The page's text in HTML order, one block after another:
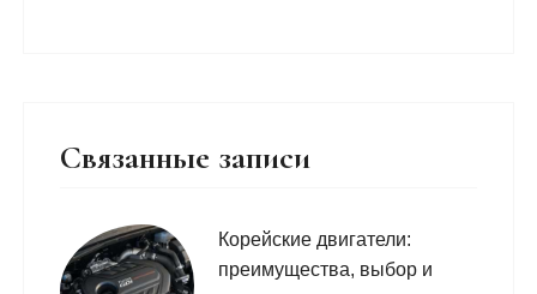
Связанные записи
Корейские двигатели:
преимущества, выбор и